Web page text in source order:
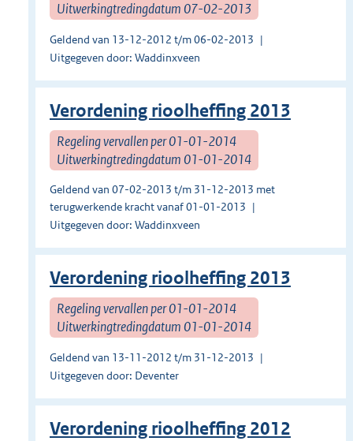
Uitwerkingtredingdatum 07-02-2013
Geldend van 13-12-2012 t/m 06-02-2013
Uitgegeven door: Waddinxveen
Verordening rioolheffing 2013
Regeling vervallen per 01-01-2014
Uitwerkingtredingdatum 01-01-2014
Geldend van 07-02-2013 t/m 31-12-2013 met
terugwerkende kracht vanaf 01-01-2013
Uitgegeven door: Waddinxveen
Verordening rioolheffing 2013
Regeling vervallen per 01-01-2014
Uitwerkingtredingdatum 01-01-2014
Geldend van 13-11-2012 t/m 31-12-2013
Uitgegeven door: Deventer
Verordening rioolheffing 2012